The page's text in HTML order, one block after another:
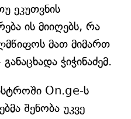
ეკუთვნის
ის მიიღებს, რა
მათ მიმართ
ჭიჭინაძემ.
On.ge-ს
შენობა უკვე